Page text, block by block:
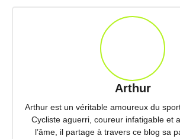
Arthur
Arthur est un véritable amoureux du
Cycliste aguerri, coureur infatigable et
l’âme, il partage à travers ce blog sa